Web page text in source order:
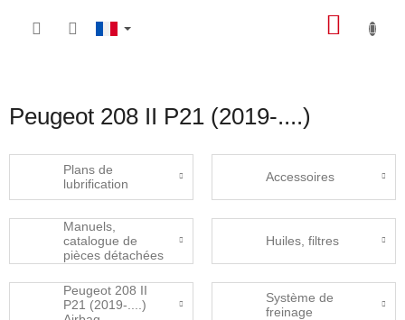
Peugeot 208 II P21 (2019-....)
Plans de
lubrification
Accessoires
Manuels,
catalogue de
pièces détachées
Huiles, filtres
Peugeot 208 II
P21 (2019-....)
Système de
freinage